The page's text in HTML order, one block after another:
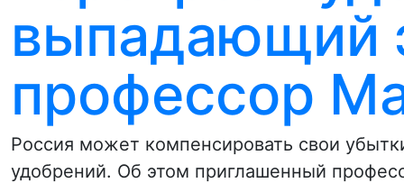
выпадающий
профессор
Россия может компенсировать свои
удобрений. Об этом приглашенный